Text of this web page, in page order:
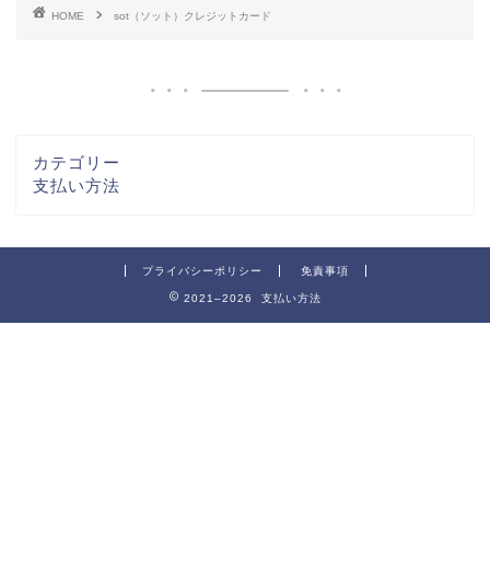
HOME sot（ソット）クレジットカード
カテゴリー
支払い方法
プライバシーポリシー 免責事項
2021–2026 支払い方法